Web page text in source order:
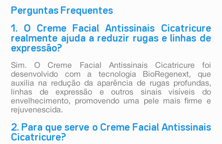
Perguntas Frequentes
1. O Creme Facial Antissinais Cicatricure
realmente ajuda a reduzir rugas e linhas de
expressão?
Sim. O Creme Facial Antissinais Cicatricure foi
desenvolvido com a tecnologia BioRegenext, que
auxilia na redução da aparência de rugas profundas,
linhas de expressão e outros sinais visíveis do
envelhecimento, promovendo uma pele mais firme e
rejuvenescida.
2. Para que serve o Creme Facial Antissinais
Cicatricure?